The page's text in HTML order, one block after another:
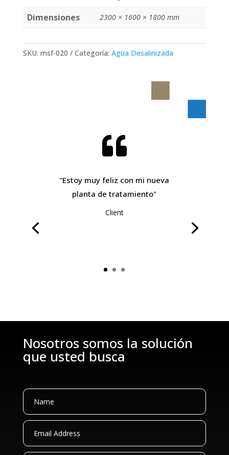
Dimensiones 2300 × 1600 × 1800 mm
SKU: msf-020 Categoría: Agua Desalinizada

"Estoy muy feliz con mi nueva
planta de tratamiento"
Client
Nosotros somos la solución
que usted busca